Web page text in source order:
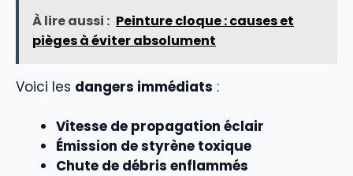
À lire aussi : Peinture cloque : causes et
pièges à éviter absolument
Voici les dangers immédiats :
Vitesse de propagation éclair
Émission de styrène toxique
Chute de débris enflammés